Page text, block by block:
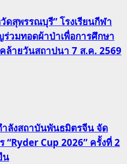
ดสุพรรณบุรี” โรงเรียนกีฬา
วมทอดผ้าป่าเพื่อการศึกษา
ล้ายวันสถาปนา 7 ส.ค. 2569
ำลังสถาบันพันธมิตรจีน จัด
Cup 2026” ครั้งที่ 2
น